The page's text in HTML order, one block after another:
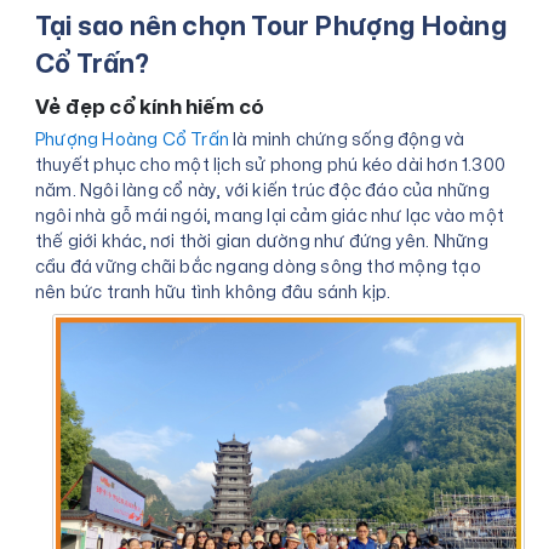
Tại sao nên chọn Tour Phượng Hoàng
Cổ Trấn?
Vẻ đẹp cổ kính hiếm có
Phượng Hoàng Cổ Trấnlà minh chứng sống động và
thuyết phục cho một lịch sử phong phú kéo dài hơn 1.300
năm. Ngôi làng cổ này, với kiến trúc độc đáo của những
ngôi nhà gỗ mái ngói, mang lại cảm giác như lạc vào một
thế giới khác, nơi thời gian dường như đứng yên. Những
cầu đá vững chãi bắc ngang dòng sông thơ mộng tạo
nên bức tranh hữu tình không đâu sánh kịp.